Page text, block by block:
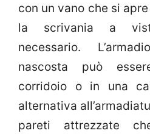
con un vano che si
la scrivania a
necessario.
nascosta può
corridoio o in una
alternativa
pareti attrezzate